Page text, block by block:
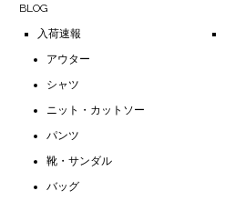
BLOG
入荷速報
アウター
シャツ
ニット・カットソー
パンツ
靴・サンダル
バッグ